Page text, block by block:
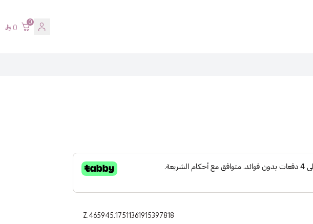
0
0
Z.465945.17511361915397818